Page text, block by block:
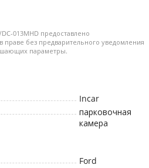
1/2,9 дюйм • Выбор
CVBS: вкл/откл • Количество
1280(H)x 720(V) • Угол обзора по-
• Минимальная освещенность:
IP68 • Парковочные линии:
вертикали: вкл/откл • Питание: 6-
-40~105℃ • Рабочая температура:
013MHD предоставлено
праве без предварительного уведомления
параметры.
Incar
парковочная
камера
Ford